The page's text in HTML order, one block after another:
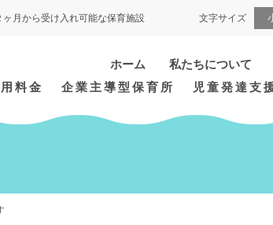
月から受け入れ可能な保育施設 文字サイズ
ホーム 私たちについて
料金
企業主導型保育所 児童発達支